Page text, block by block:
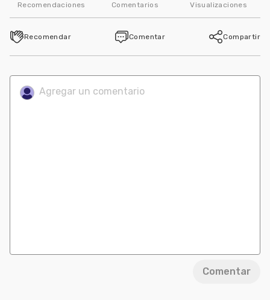
Recomendaciones Comentarios Visualizaciones
Recomendar Comentar Compartir
Comentar